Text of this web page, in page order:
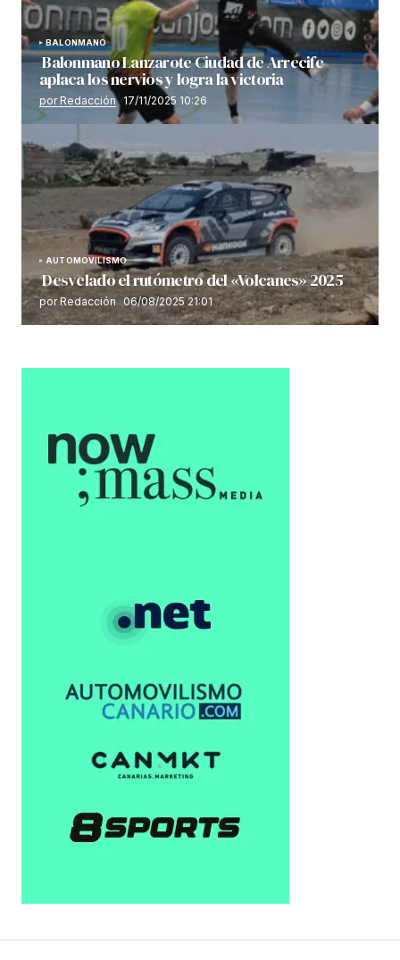
BALONMANO
Balonmano Lanzarote Ciudad de Arrecife
aplaca los nervios y logra la victoria
por Redacción 17/11/2025 10:26
AUTOMOVILISMO
Desvelado el rutómetro del «Volcanes» 2025
por Redacción 06/08/2025 21:01